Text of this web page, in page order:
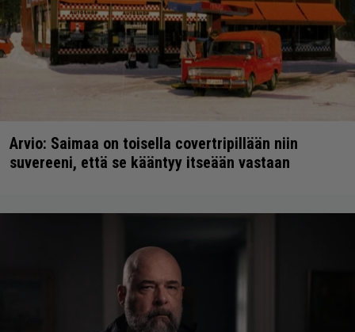
Arvio: Saimaa on toisella covertripillään niin
suvereeni, että se kääntyy itseään vastaan